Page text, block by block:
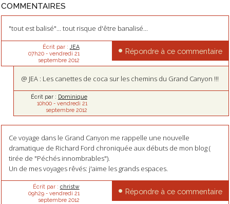
COMMENTAIRES
"tout est balisé"... tout risque d'être banalisé...
Écrit par : JEA
07h20- vendredi 21
septembre 2012
Répondre à ce commentaire
@ JEA : Les canettes de coca sur les chemins du Grand Canyon !!!
Écrit par : Dominique
10h00- vendredi 21
septembre 2012
Ce voyage dans le Grand Canyon me rappelle une nouvelle
dramatique de Richard Ford chroniquée aux débuts de mon blog (
tirée de "Péchés innombrables").
Un de mes voyages rêvés: j'aime les grands espaces.
Écrit par : christw
09h29- vendredi 21
septembre 2012
Répondre à ce commentaire